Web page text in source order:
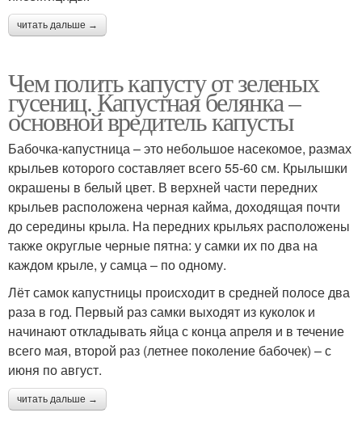
читать дальше →
Чем полить капусту от зеленых
гусениц. Капустная белянка –
основной вредитель капусты
Бабочка-капустница – это небольшое насекомое, размах
крыльев которого составляет всего 55-60 см. Крылышки
окрашены в белый цвет. В верхней части передних
крыльев расположена черная кайма, доходящая почти
до середины крыла. На передних крыльях расположены
также округлые черные пятна: у самки их по два на
каждом крыле, у самца – по одному.
Лёт самок капустницы происходит в средней полосе два
раза в год. Первый раз самки выходят из куколок и
начинают откладывать яйца с конца апреля и в течение
всего мая, второй раз (летнее поколение бабочек) – с
июня по август.
читать дальше →